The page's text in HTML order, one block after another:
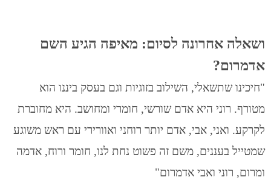
ושאלה אחרונה לסיום: מאיפה הגיע השם
אדמרום?
"חיכינו שתשאלי, השילוב בזוגיות וגם בעסק ביננו הוא
מטורף. רוני היא אדם שורשי, חומרי ומחושב. היא מחוברת
לקרקע. ואני, אבי, אדם יותר רוחני ואוורירי עם ראש משוגע
שמטייל בעננים, משם זה פשוט נחת לנו, חומר ורוח, אדמה
ומרום, רוני ואבי אדמרום"